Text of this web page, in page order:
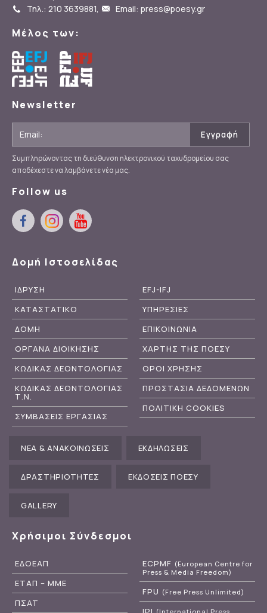
Τηλ.: 210 3639881, Email: press@poesy.gr
Μέλος των:
Newsletter
Συμπληρώνοντας τη διεύθυνση ηλεκτρονικού ταχυδρομείου σας
αποδέχεστε να λαμβάνετε νέα μας.
Follow us
Δομή Ιστοσελίδας
ΙΔΡΥΣΗ
ΚΑΤΑΣΤΑΤΙΚΟ
ΔΟΜΗ
ΟΡΓΑΝΑ ΔΙΟΙΚΗΣΗΣ
ΚΩΔΙΚΑΣ ΔΕΟΝΤΟΛΟΓΙΑΣ
ΚΩΔΙΚΑΣ ΔΕΟΝΤΟΛΟΓΙΑΣ
Τ.Ν.
ΣΥΜΒΑΣΕΙΣ ΕΡΓΑΣΙΑΣ
EFJ-IFJ
ΥΠΗΡΕΣΙΕΣ
ΕΠΙΚΟΙΝΩΝΙΑ
ΧΑΡΤΗΣ ΤΗΣ ΠΟΕΣΥ
ΟΡΟΙ ΧΡΗΣΗΣ
ΠΡΟΣΤΑΣΙΑ ΔΕΔΟΜΕΝΩΝ
ΠΟΛΙΤΙΚΗ COOKIES
ΝΕΑ & ΑΝΑΚΟΙΝΩΣΕΙΣ ΕΚΔΗΛΩΣΕΙΣ
ΔΡΑΣΤΗΡΙΟΤΗΤΕΣ ΕΚΔΟΣΕΙΣ ΠΟΕΣΥ
GALLERY
Χρήσιμοι Σύνδεσμοι
ΕΔΟΕΑΠ
ΕΤΑΠ – ΜΜΕ
ΠΣΑΤ
ECPMF (European Centre for
Press & Media Freedom)
FPU (Free Press Unlimited)